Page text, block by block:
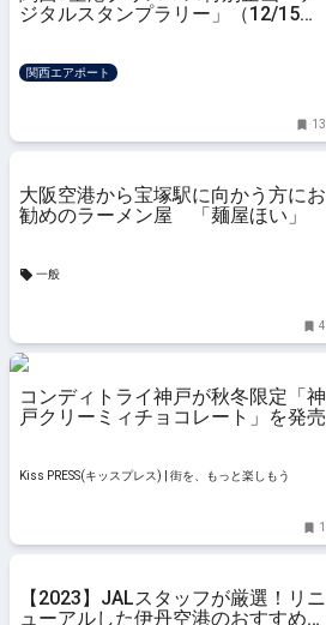
ジタルスタンプラリー」（12/15～
関西エアポート
13
大阪空港から宝塚駅に向かう方にお
勧めのラーメン屋 「麺屋ほい」
一般
4
コンディトライ神戸が秋冬限定「神
戸クリーミィチョコレート」を発売
Kiss PRESS(キッスプレス) | 街を、もっと楽しもう
1
【2023】JALスタッフが厳選！リニ
ューアルした伊丹空港のおすすめお